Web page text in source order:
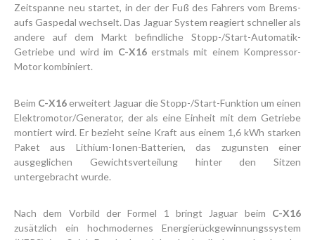
Zeitspanne neu startet, in der der Fuß des Fahrers vom Brems-
aufs Gaspedal wechselt. Das Jaguar System reagiert schneller als
andere auf dem Markt befindliche Stopp-/Start-Automatik-
Getriebe und wird im C-X16erstmals mit einem Kompressor-
Motor kombiniert.
Beim C-X16erweitert Jaguar die Stopp-/Start-Funktion um einen
Elektromotor/Generator, der als eine Einheit mit dem Getriebe
montiert wird. Er bezieht seine Kraft aus einem 1,6 kWh starken
Paket aus Lithium-Ionen-Batterien, das zugunsten einer
ausgeglichen Gewichtsverteilung hinter den Sitzen
untergebracht wurde.
Nach dem Vorbild der Formel 1 bringt Jaguar beim C-X16
zusätzlich ein hochmodernes Energierückgewinnungssystem